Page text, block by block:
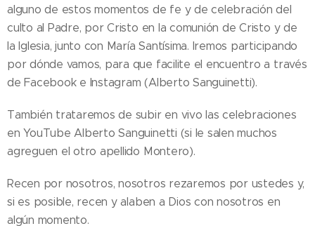
alguno de estos momentos de fe y de celebración del
culto al Padre, por Cristo en la comunión de Cristo y de
la Iglesia, junto con María Santísima. Iremos participando
por dónde vamos, para que facilite el encuentro a través
de Facebook e Instagram (Alberto Sanguinetti).
También trataremos de subir en vivo las celebraciones
en YouTube Alberto Sanguinetti (si le salen muchos
agreguen el otro apellido Montero).
Recen por nosotros, nosotros rezaremos por ustedes y,
si es posible, recen y alaben a Dios con nosotros en
algún momento.